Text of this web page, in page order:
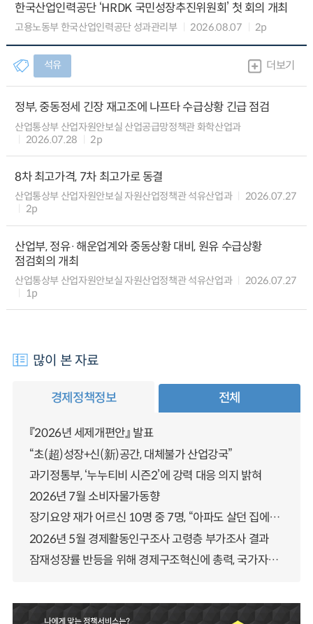
한국산업인력공단 ‘HRDK 국민성장추진위원회’ 첫 회의 개최
고용노동부 한국산업인력공단 성과관리부 2026.08.07 2p
석유 더보기
정부, 중동정세 긴장 재고조에 나프타 수급상황 긴급 점검
산업통상부 산업자원안보실 산업공급망정책관 화학산업과
2026.07.28
2p
8차 최고가격, 7차 최고가로 동결
산업통상부 산업자원안보실 자원산업정책관 석유산업과
2026.07.27
2p
산업부, 정유·해운업계와 중동상황 대비, 원유 수급상황
점검회의 개최
산업통상부 산업자원안보실 자원산업정책관 석유산업과
2026.07.27
1p
많이 본 자료
경제정책정보 전체
『2026년 세제개편안』 발표
“초(超)성장+신(新)공간, 대체불가 산업강국”
과기정통부, ‘누누티비 시즌2’에 강력 대응 의지 밝혀
2026년 7월 소비자물가동향
장기요양 재가 어르신 10명 중 7명, “아파도 살던 집에서 살겠다” 「2025년 장기요양실태조사」 결과 발표
2026년 5월 경제활동인구조사 고령층 부가조사 결과
잠재성장률 반등을 위해 경제구조혁신에 총력, 국가자산 관리체계 대전환